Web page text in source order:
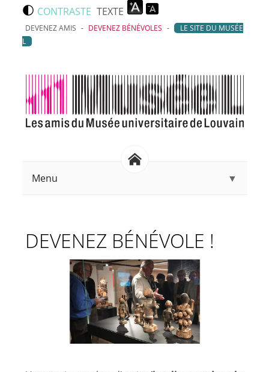
Aller au contenu principal
CONTRASTE TEXTE
DEVENEZ AMIS DEVENEZ BÉNÉVOLES
LE SITE DU MUSÉE
L
Menu ▼
DEVENEZ BÉNÉVOLE !